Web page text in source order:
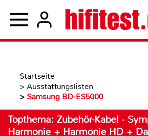
Startseite
> Ausstattungslisten
> Samsung BD-ES5000
Topthema: Zubehör-Kabel ·
Harmonie + Harmonie HD +